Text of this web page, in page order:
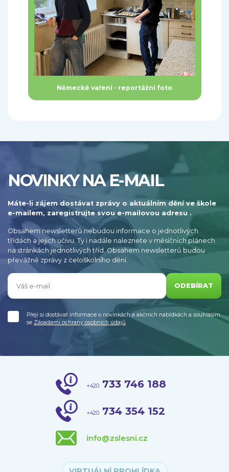
Německé vaření - reportážní foto
NOVINKY NA E-MAIL
Máte-li zájem dostávat zprávy o aktuálním dění ve škole
e-mailem, zaregistrujte svou e-mailovou adresu .
Obsahem newsletterů nebudou informace o jednotlivých
třídách a jejich učivu. Ty i nadále naleznete v měsíčních plánech
na stránkách jednotlivých tříd. Obsahem newsletterů budou
převážně zprávy z celoškolního dění.
ODEBÍRAT
Přeji si dostávat informace o novinkách a akčních nabídkách a souhlasím
se Zásadami ochrany osobních údajů
+420 733 746 188
+420 734 354 152
info@zslesni.cz